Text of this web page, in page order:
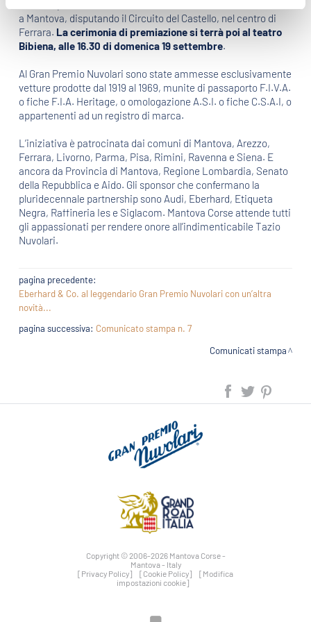
a Mantova, disputando il Circuito del Castello, nel centro di
Ferrara. La cerimonia di premiazione si terrà poi al teatro
Bibiena, alle 16.30 di domenica 19 settembre.
Al Gran Premio Nuvolari sono state ammesse esclusivamente
vetture prodotte dal 1919 al 1969, munite di passaporto F.I.V.A.
o fiche F.I.A. Heritage, o omologazione A.S.I. o fiche C.S.A.I, o
appartenenti ad un registro di marca.
L’iniziativa è patrocinata dai comuni di Mantova, Arezzo,
Ferrara, Livorno, Parma, Pisa, Rimini, Ravenna e Siena. E
ancora da Provincia di Mantova, Regione Lombardia, Senato
della Repubblica e Aido. Gli sponsor che confermano la
pluridecennale partnership sono Audi, Eberhard, Etiqueta
Negra, Raffineria Ies e Siglacom. Mantova Corse attende tutti
gli appassionati per rendere onore all’indimenticabile Tazio
Nuvolari.
pagina precedente:
Eberhard & Co. al leggendario Gran Premio Nuvolari con un’altra
novità...
pagina successiva: Comunicato stampa n. 7
Comunicati stampa
Copyright © 2006-2026 Mantova Corse -
Mantova - Italy
[Privacy Policy]
[Cookie Policy]
[Modifica
impostazioni cookie]